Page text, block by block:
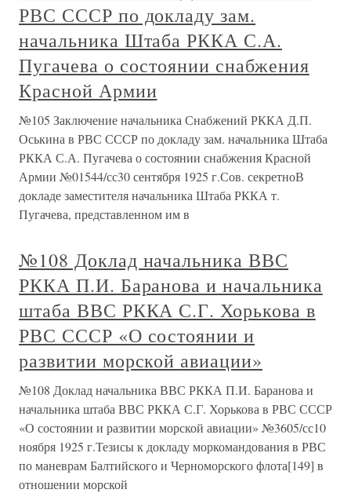
РВС СССР по докладу зам.
начальника Штаба РККА С.А.
Пугачева о состоянии снабжения
Красной Армии
№105 Заключение начальника Снабжений РККА Д.П.
Оськина в РВС СССР по докладу зам. начальника Штаба
РККА С.А. Пугачева о состоянии снабжения Красной
Армии №01544/сс30 сентября 1925 г.Сов. секретноВ
докладе заместителя начальника Штаба РККА т.
Пугачева, представленном им в
№108 Доклад начальника ВВС
РККА П.И. Баранова и начальника
штаба ВВС РККА С.Г. Хорькова в
РВС СССР «О состоянии и
развитии морской авиации»
№108 Доклад начальника ВВС РККА П.И. Баранова и
начальника штаба ВВС РККА С.Г. Хорькова в РВС СССР
«О состоянии и развитии морской авиации» №3605/сс10
ноября 1925 г.Тезисы к докладу моркомандования в РВС
по маневрам Балтийского и Черноморского флота[149] в
отношении морской